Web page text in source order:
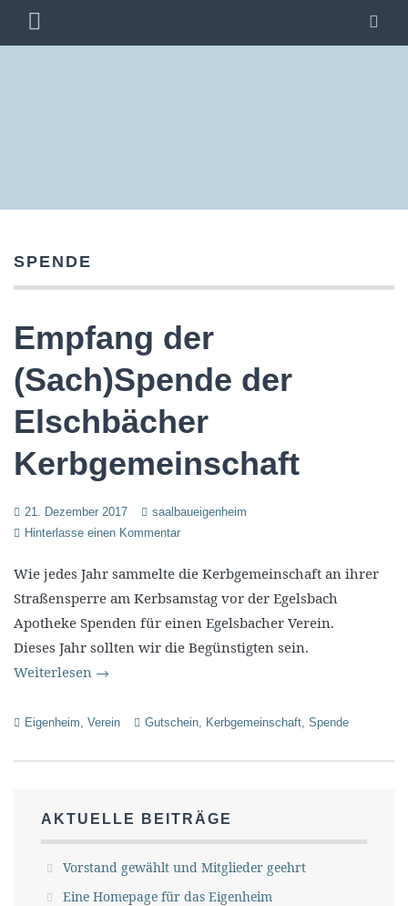
Inhalt MENÜ
SPENDE
Empfang der
(Sach)Spende der
Elschbächer
Kerbgemeinschaft
21. Dezember 2017
saalbaueigenheim
Hinterlasse einen Kommentar
Wie jedes Jahr sammelte die Kerbgemeinschaft an ihrer
Straßensperre am Kerbsamstag vor der Egelsbach
Apotheke Spenden für einen Egelsbacher Verein.
Dieses Jahr sollten wir die Begünstigten sein.
Weiterlesen →
Eigenheim, Verein Gutschein, Kerbgemeinschaft, Spende
AKTUELLE BEITRÄGE
Vorstand gewählt und Mitglieder geehrt
Eine Homepage für das Eigenheim